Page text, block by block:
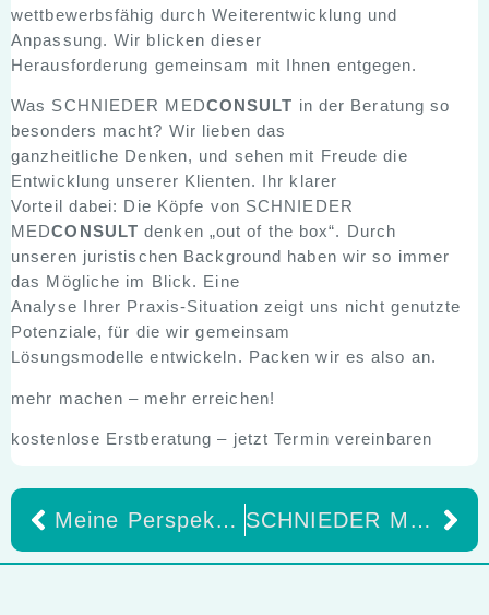
wettbewerbsfähig durch Weiterentwicklung und
Anpassung. Wir blicken dieser
Herausforderung gemeinsam mit Ihnen entgegen.
Was SCHNIEDER MEDCONSULT in der Beratung so
besonders macht? Wir lieben das
ganzheitliche Denken, und sehen mit Freude die
Entwicklung unserer Klienten. Ihr klarer
Vorteil dabei: Die Köpfe von SCHNIEDER
MEDCONSULT denken „out of the box“. Durch
unseren juristischen Background haben wir so immer
das Mögliche im Blick. Eine
Analyse Ihrer Praxis-Situation zeigt uns nicht genutzte
Potenziale, für die wir gemeinsam
Lösungsmodelle entwickeln. Packen wir es also an.
mehr machen – mehr erreichen!
kostenlose Erstberatung – jetzt Termin vereinbaren
Meine Perspektive auf den 3D-Druck aus wirtschaftlicher Sicht SCHNIEDER MEDCONSULT Folge 2